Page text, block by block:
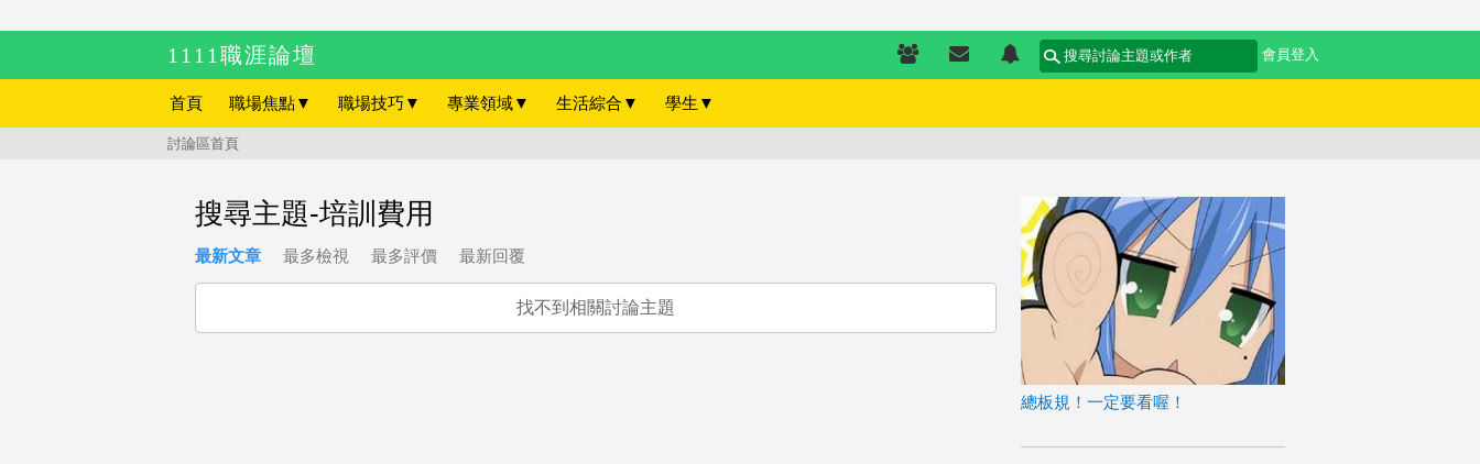
1111職涯論壇 會員登入
首頁 職場焦點▼ 職場技巧 ▼ 專業領域▼ 生活綜合 ▼ 學生 ▼
討論區首頁
搜尋主題-培訓費用
最新文章 最多檢視 最多評價 最新回覆
找不到相關討論主題
總板規！一定要看喔！